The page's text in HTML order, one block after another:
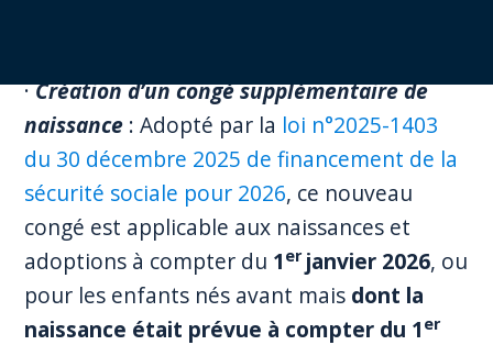
·Création d’un congé supplémentaire de
naissance : Adopté par la loi n°2025-1403
du 30 décembre 2025 de financement de la
sécurité sociale pour 2026, ce nouveau
congé est applicable aux naissances et
adoptions à compter du 1 er janvier 2026, ou
pour les enfants nés avant mais dont la
naissance était prévue à compter du 1 er